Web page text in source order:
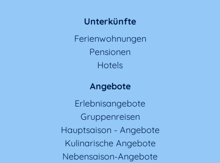
Unterkünfte
Ferienwohnungen
Pensionen
Hotels
Angebote
Erlebnisangebote
Gruppenreisen
Hauptsaison - Angebote
Kulinarische Angebote
Nebensaison-Angebote